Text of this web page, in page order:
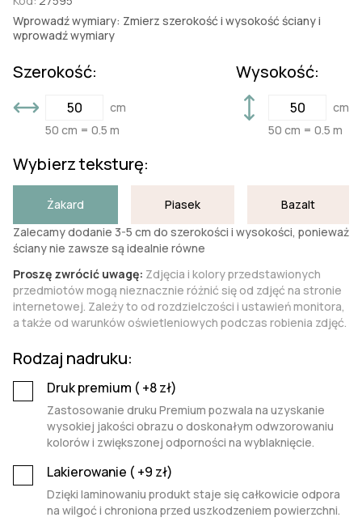
Wprowadź wymiary: Zmierz szerokość i wysokość ściany i
wprowadź wymiary
Szerokość:
cm
50 cm = 0.5 m
Wysokość:
cm
50 cm = 0.5 m
Wybierz teksturę:
Żakard Piasek
Bazalt
Zalecamy dodanie 3-5 cm do szerokości i wysokości, ponieważ
ściany nie zawsze są idealnie równe
Proszę zwrócić uwagę: Zdjęcia i kolory przedstawionych
przedmiotów mogą nieznacznie różnić się od zdjęć na stronie
internetowej. Zależy to od rozdzielczości i ustawień monitora,
a także od warunków oświetleniowych podczas robienia zdjęć.
Rodzaj nadruku:
Druk premium ( +8zł)
Zastosowanie druku Premium pozwala na uzyskanie
wysokiej jakości obrazu o doskonałym odwzorowaniu
kolorów i zwiększonej odporności na wyblaknięcie.
Lakierowanie ( +9 zł)
Dzięki laminowaniu produkt staje się całkowicie odpora
na wilgoć i chroniona przed uszkodzeniem powierzchni.